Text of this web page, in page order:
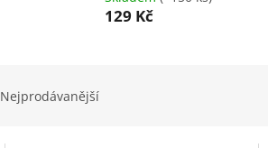
129 Kč
Nejprodávanější